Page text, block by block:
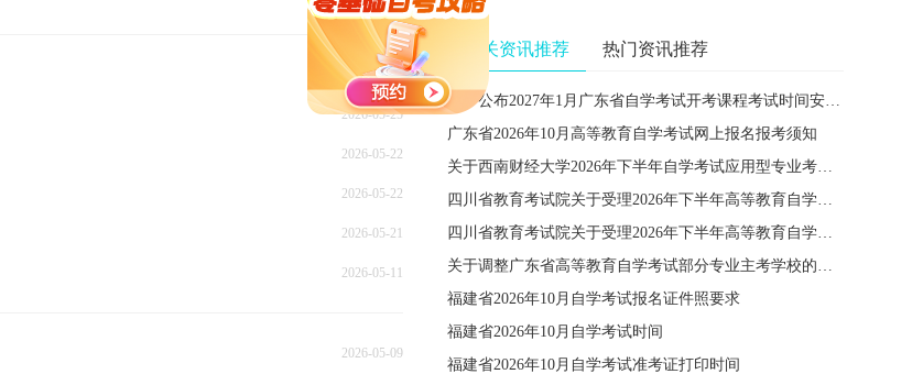
2026-05-25
2026-05-25
2026-05-22
2026-05-22
2026-05-21
2026-05-11
2026-05-09
相关资讯推荐 热门资讯推荐
关于公布2027年1月广东省自学考试开考课程考试时间安排和使用教材的通知
广东省2026年10月高等教育自学考试网上报名报考须知
关于西南财经大学2026年下半年自学考试应用型专业考籍更改办理的通知
四川省教育考试院关于受理2026年下半年高等教育自学考试省际转考申请的通告
四川省教育考试院关于受理2026年下半年高等教育自学考试考籍更改申请的通告
关于调整广东省高等教育自学考试部分专业主考学校的通知
福建省2026年10月自学考试报名证件照要求
福建省2026年10月自学考试时间
福建省2026年10月自学考试准考证打印时间